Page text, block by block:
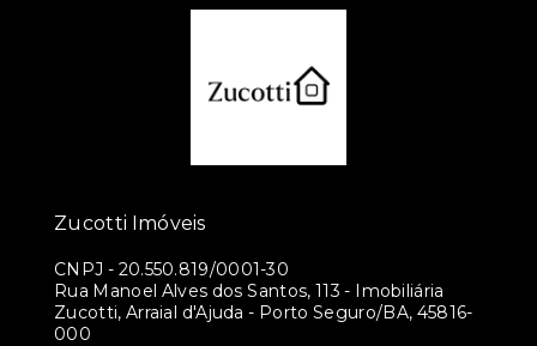
Zucotti Imóveis
CNPJ - 20.550.819/0001-30
Rua Manoel Alves dos Santos, 113 - Imobiliária
Zucotti, Arraial d'Ajuda - Porto Seguro/BA, 45816-
000